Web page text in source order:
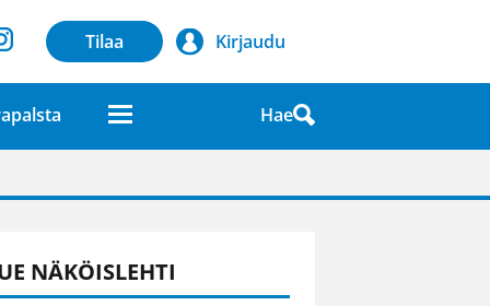
Tilaa Kirjaudu
Hae
lehdessä
NÄKÖISLEHTI